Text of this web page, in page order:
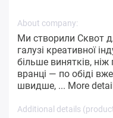
About company:
Ми створили Сквот
галузі креативної
більше винятків,
вранці — по обіді
швидше, ... More
Additional details